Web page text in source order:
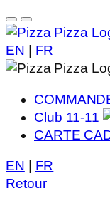
EN FR
Club 11-11
CARTE
EN
FR
Retour